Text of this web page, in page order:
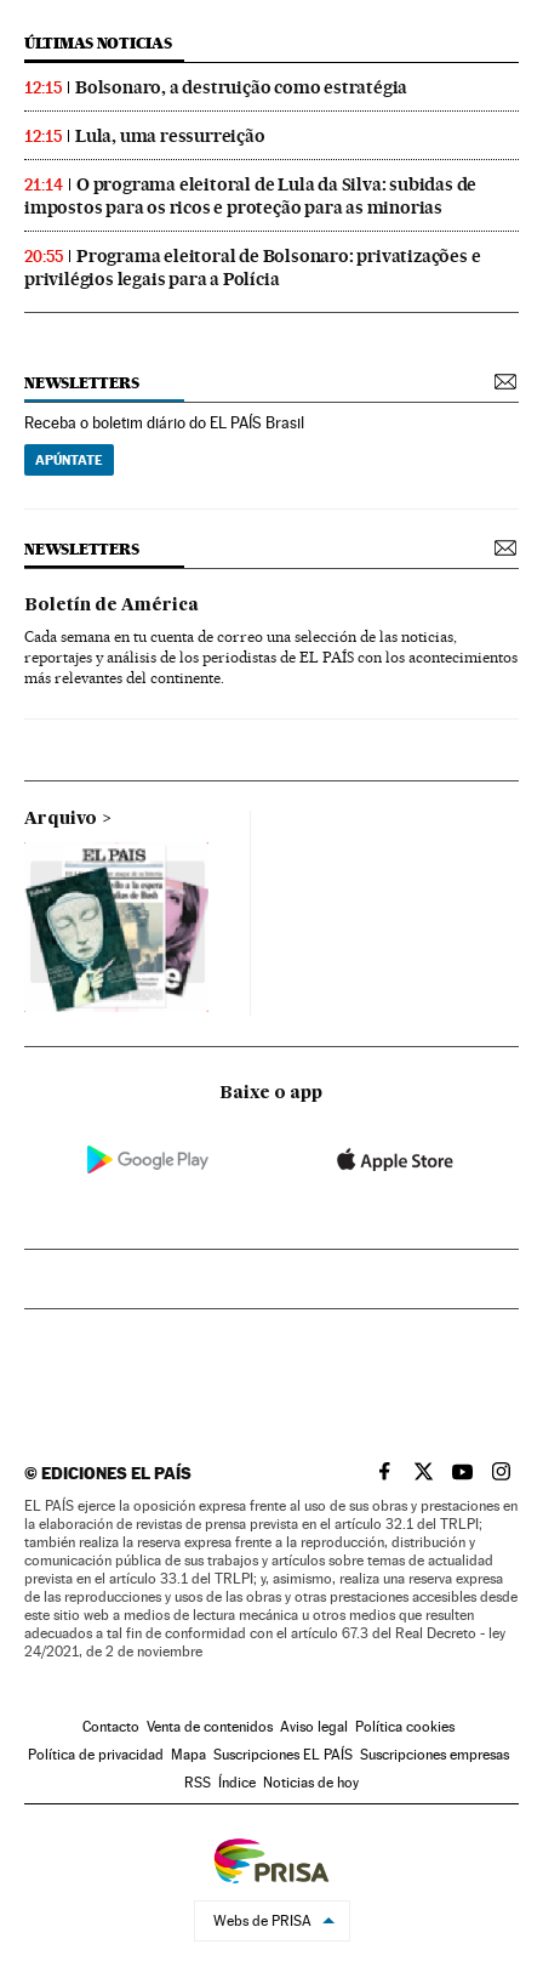
ÚLTIMAS NOTICIAS
12:15 Bolsonaro, a destruição como estratégia
12:15 Lula, uma ressurreição
21:14
O programa eleitoral de Lula da Silva: subidas de
impostos para os ricos e proteção para as minorias
20:55
Programa eleitoral de Bolsonaro: privatizações e
privilégios legais para a Polícia
NEWSLETTERS
Receba o boletim diário do EL PAÍS Brasil
APÚNTATE
NEWSLETTERS
Boletín de América
Cada semana en tu cuenta de correo una selección de las noticias,
reportajes y análisis de los periodistas de EL PAÍS con los acontecimientos
más relevantes del continente.
Arquivo
Baixe o app
©EDICIONES EL PAÍS EL PAÍS BRASIL EN
EL PAÍSEL PAÍS
EL
EL PAÍS ejerce la oposición expresa frente al uso de sus obras y prestaciones en
la elaboración de revistas de prensa prevista en el artículo 32.1 del TRLPI;
también realiza la reserva expresa frente a la reproducción, distribución y
comunicación pública de sus trabajos y artículos sobre temas de actualidad
prevista en el artículo 33.1 del TRLPI; y, asimismo, realiza una reserva expresa
de las reproducciones y usos de las obras y otras prestaciones accesibles desde
este sitio web a medios de lectura mecánica u otros medios que resulten
adecuados a tal fin de conformidad con el artículo 67.3 del Real Decreto - ley
24/2021, de 2 de noviembre
Contacto Venta de contenidos Aviso legal
Política cookies
Política de privacidad
Mapa Suscripciones EL PAÍS Suscripciones empresas
RSS
Índice Noticias de hoy
Webs de PRISA